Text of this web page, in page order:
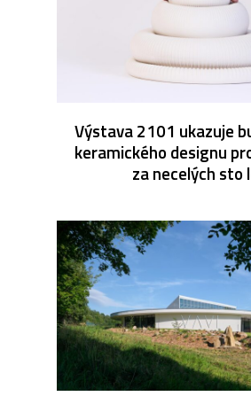
Výstava 2101 ukazuje
keramického designu
za necelých sto